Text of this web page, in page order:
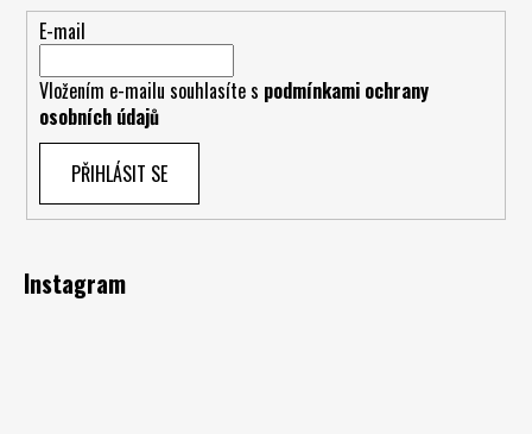
E-mail
Vložením e-mailu souhlasíte s podmínkami ochrany
osobních údajů
PŘIHLÁSIT SE
Instagram